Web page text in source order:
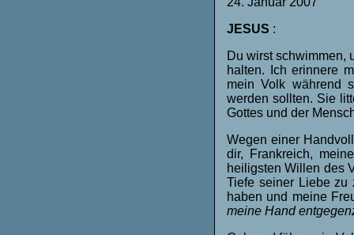
JESUS :
Du wirst schwimmen,
halten. Ich erinnere
mein Volk während
werden sollten. Sie
Gottes und der
Wegen einer
dir, Frankreich,
heiligsten Willen des
Tiefe seiner Liebe zu
haben und meine
meine Hand